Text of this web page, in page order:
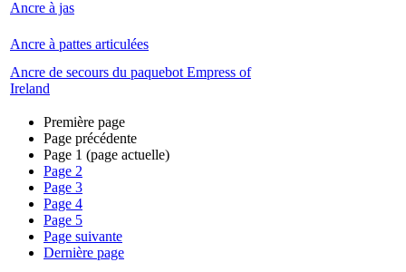
Ancre à jas
Ancre à pattes articulées
Ancre de secours du paquebot Empress of
Ireland
Première page
Page précédente
Page 1 (page actuelle)
Page 2
Page 3
Page 4
Page 5
Page suivante
Dernière page